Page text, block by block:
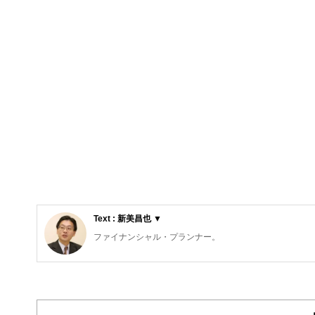
Text : 新美昌也 ▼
ファイナンシャル・プランナー。
ライフプラン・キャッシュフロー分析に基づいた家計相
また、保険や介護のお金に詳しいファイナンシャル・プ